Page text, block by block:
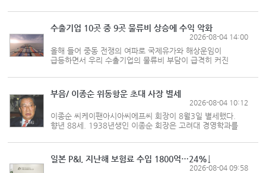
올해 상반기 6개월 동안 인도된 신조 컨테이너선은 86척
72만6000TEU로 집계됐다. 지난해...
수출기업 10곳 중 9곳 물류비 상승에 수익 악화
2026-08-04 14:00
올해 들어 중동 전쟁의 여파로 국제유가와 해상운임이
급등하면서 우리 수출기업의 물류비 부담이 급격히 커진
물류비와 원가가 올랐지만 인상분을 수출가격에 반영하지
못하고 전액을 자체 부담했다. 한국무...
부음/ 이종순 위동항운 초대 사장 별세
2026-08-04 10:12
이종순 씨케이팬아시아씨에프씨 회장이 8월3일 별세했다.
향년 88세. 1938년생인 이종순 회장은 고려대 경영학과를
공보담당관, 울산지방해운항만청장, 해운항만청 운영국장을
지냈다. 공직에서 물러난 뒤...
일본 P&I, 지난해 보험료 수입 1800억…24%↓
2026-08-04 09:58